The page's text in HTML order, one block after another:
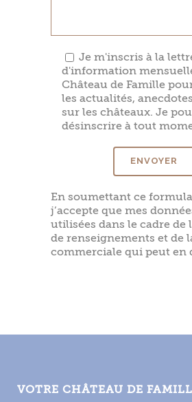
Je m'inscris à la
d'information
Château de Famille
les actualités,
sur les châteaux. Je
désinscrire à tout
En soumettant ce
j’accepte que mes
utilisées dans le cadre de
de renseignements et de
commerciale qui peut en
VOTRE CHÂTEAU DE